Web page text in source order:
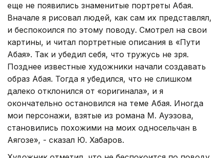
еще не появились знаменитые портреты Абая.
Вначале я рисовал людей, как сам их представлял,
и беспокоился по этому поводу. Смотрел на свои
картины, и читал портретные описания в «Пути
Абая». Так и убедил себя, что тружусь не зря.
Позднее известные художники начали создавать
образ Абая. Тогда я убедился, что не слишком
далеко отклонился от «оригинала», и я
окончательно остановился на теме Абая. Иногда
мои персонажи, взятые из романа М. Ауэзова,
становились похожими на моих односельчан в
Аягозе», - сказал Ю. Хабаров.